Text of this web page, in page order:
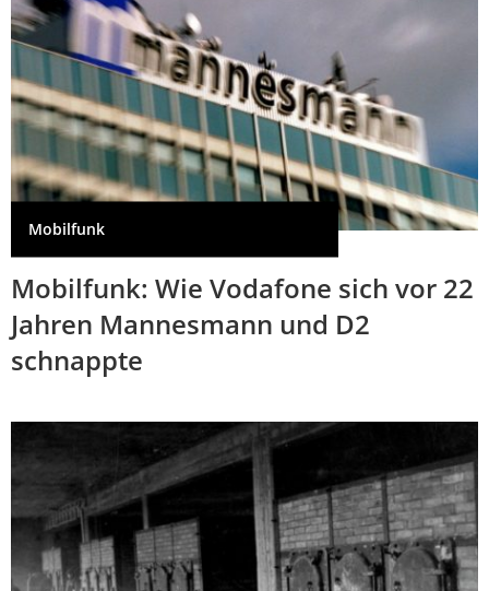
Mobilfunk
Mobilfunk: Wie Vodafone sich vor 22
Jahren Mannesmann und D2
schnappte